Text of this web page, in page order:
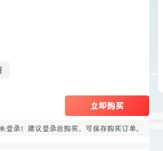
立即购买
登录！建议登录后购买，可保存购买订单。